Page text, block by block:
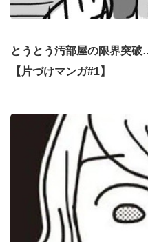
とうとう汚部屋の限界突
【片づけマンガ#1】